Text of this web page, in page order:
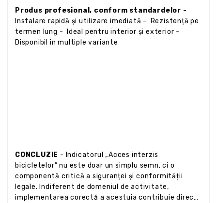
Produs profesional, conform standardelor -
Instalare rapidă și utilizare imediată - Rezistență pe
termen lung - Ideal pentru interior și exterior -
Disponibil în multiple variante
CONCLUZIE - Indicatorul „Acces interzis
bicicletelor” nu este doar un simplu semn, ci o
componentă critică a siguranței și conformității
legale. Indiferent de domeniul de activitate,
implementarea corectă a acestuia contribuie direct